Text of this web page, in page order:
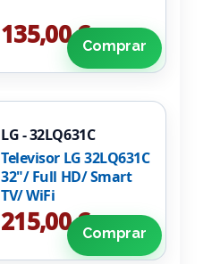
135,00 €Comprar
LG - 32LQ631C
Televisor LG 32LQ631C
32"/ Full HD/ Smart
TV/ WiFi
215,00 €Comprar